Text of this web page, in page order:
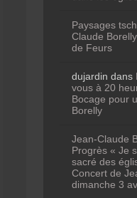
Paysages
Claude
de Feurs
dujardin dans
vous à 20
Bocage pour
Borelly
Jean-Claude
Progrès « Je
sacré des
Concert de
dimanche 3